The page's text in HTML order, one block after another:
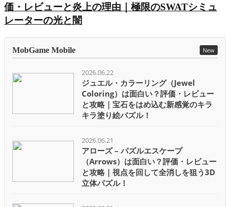
価・レビューと炎上の理由｜極限のSWATシミュ
レーターの光と闇
MobGame Mobile New
2026.06.22
ジュエル・カラーリング（Jewel
Coloring）は面白い？評価・レビュー
と攻略｜宝石をはめ込む新感覚のキラ
キラ塗り絵パズル！
2026.06.21
アローズ – パズルエスケープ
（Arrows）は面白い？評価・レビュー
と攻略｜視点を回して全消しを狙う3D
立体パズル！